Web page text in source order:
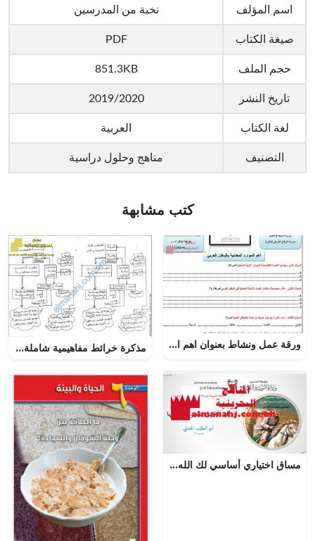
اسم المؤلف نخبة من المدرسين
صيغة الكتاب PDF
حجم الملف 851.3KB
تاريخ النشر 2019/2020
لغة الكتاب العربية
التصنيف مناهج وحلول دراسية
كتب مشابهة
ورقة عمل ونشاط بعنوان اهم الموارد المعدنية في الوطن العربي مقرر أجا 211 (جغرافيا) الثالث الثانوي مذكرة خرائط مفاهيمية شاملة (تربية اسلامية) الخامس
مساق اختياري أساسي لك الله من مفجوعة بحبيبها